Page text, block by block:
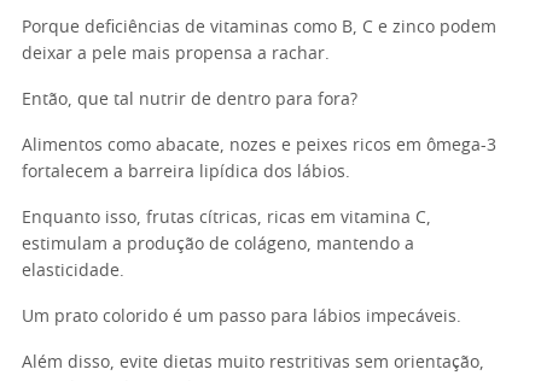
Porque deficiências de vitaminas como B, C e zinco podem
deixar a pele mais propensa a rachar.
Então, que tal nutrir de dentro para fora?
Alimentos como abacate, nozes e peixes ricos em ômega-3
fortalecem a barreira lipídica dos lábios.
Enquanto isso, frutas cítricas, ricas em vitamina C,
estimulam a produção de colágeno, mantendo a
elasticidade.
Um prato colorido é um passo para lábios impecáveis.
Além disso, evite dietas muito restritivas sem orientação,